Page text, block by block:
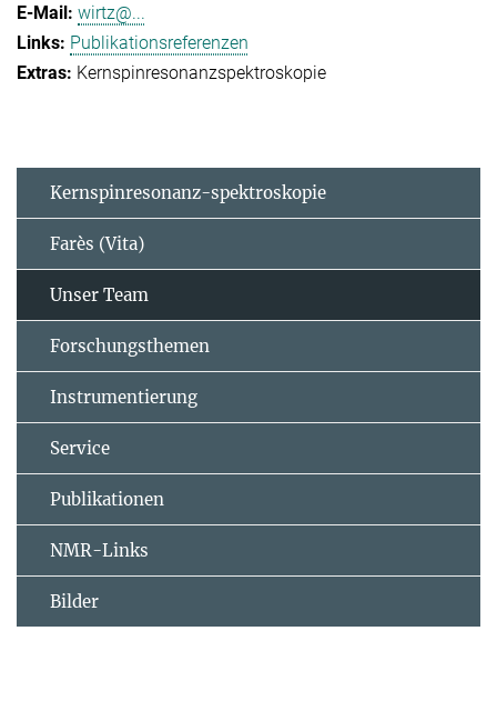
wirtz@...
Publikationsreferenzen
Kernspinresonanzspektroskopie
Kernspinresonanz-spektroskopie
Farès (Vita)
Unser Team
Forschungsthemen
Instrumentierung
Service
Publikationen
NMR-Links
Bilder